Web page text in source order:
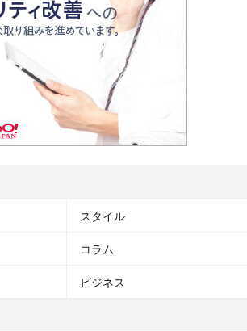
スタイル
コラム
ビジネス